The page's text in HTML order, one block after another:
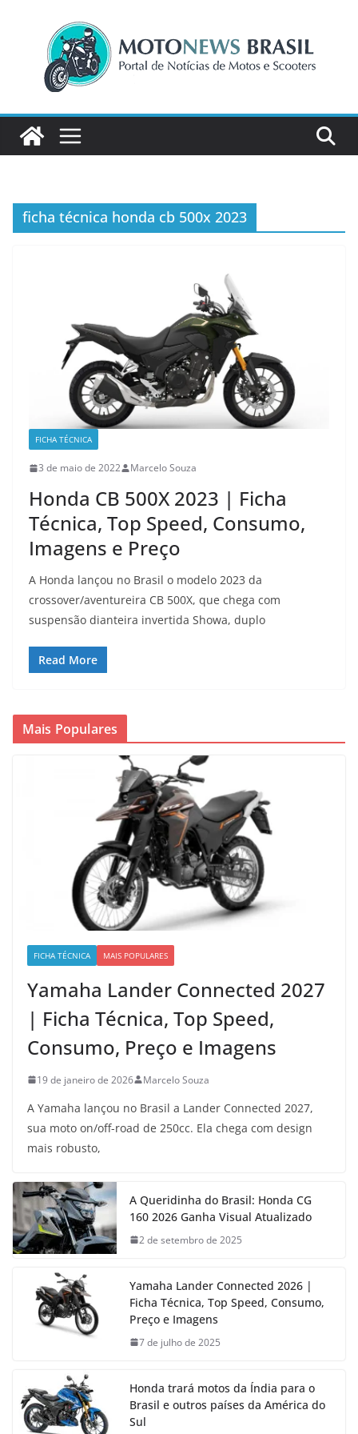
conteúdo
ficha técnica honda cb 500x 2023
FICHA TÉCNICA
3 de maio de 2022 Marcelo Souza
Honda CB 500X 2023 | Ficha
Técnica, Top Speed, Consumo,
Imagens e Preço
A Honda lançou no Brasil o modelo 2023 da
crossover/aventureira CB 500X, que chega com
suspensão dianteira invertida Showa, duplo
Read More
Mais Populares
FICHA TÉCNICA MAIS POPULARES
Yamaha Lander Connected 2027
| Ficha Técnica, Top Speed,
Consumo, Preço e Imagens
19 de janeiro de 2026 Marcelo Souza
A Yamaha lançou no Brasil a Lander Connected 2027,
sua moto on/off-road de 250cc. Ela chega com design
mais robusto,
A Queridinha do Brasil: Honda CG
160 2026 Ganha Visual Atualizado
2 de setembro de 2025
Yamaha Lander Connected 2026 |
Ficha Técnica, Top Speed, Consumo,
Preço e Imagens
7 de julho de 2025
Honda trará motos da Índia para o
Brasil e outros países da América do
Sul